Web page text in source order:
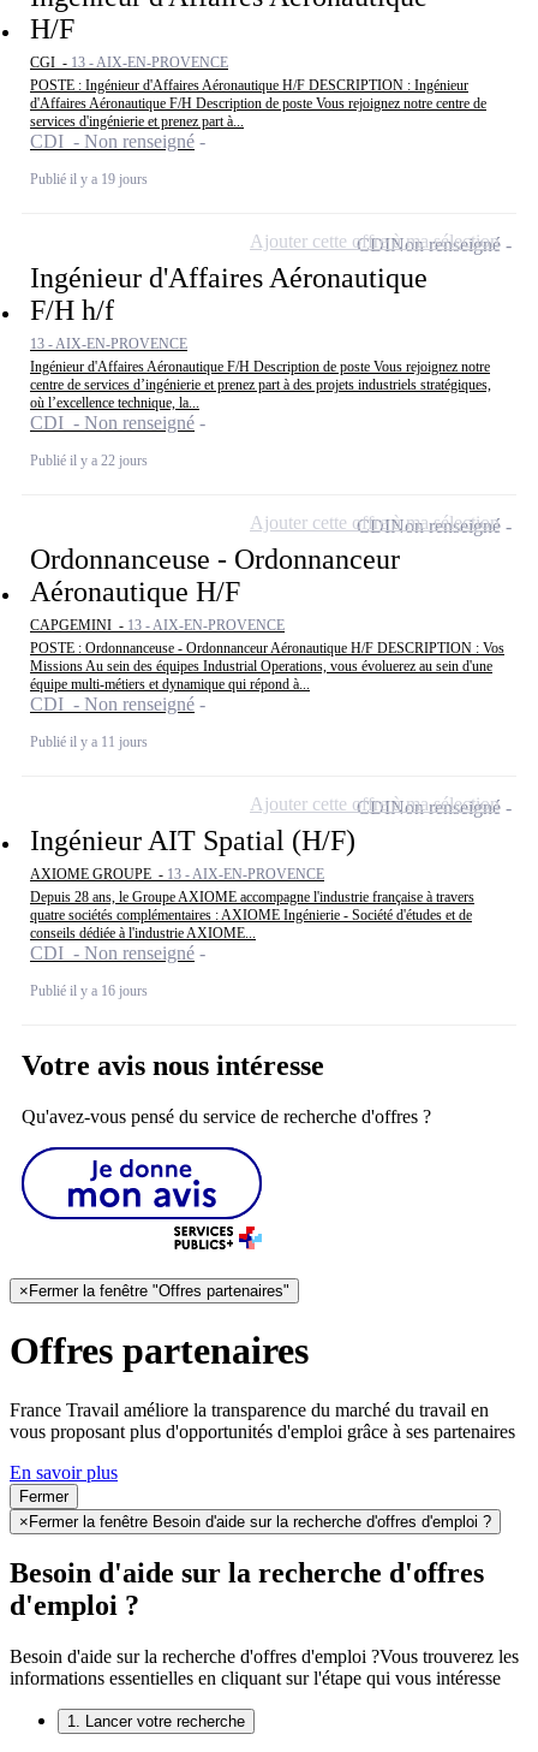
H/F
CGI - 13 - AIX-EN-PROVENCE
POSTE : Ingénieur d'Affaires Aéronautique H/F DESCRIPTION : Ingénieur
d'Affaires Aéronautique F/H Description de poste Vous rejoignez notre centre de
services d'ingénierie et prenez part à...
CDI - Non renseigné
Publié il y a 19 jours
Ingénieur d'Affaires Aéronautique
F/H h/f
13 - AIX-EN-PROVENCE
Ingénieur d'Affaires Aéronautique F/H Description de poste Vous rejoignez notre
centre de services d’ingénierie et prenez part à des projets industriels stratégiques,
où l’excellence technique, la...
CDI - Non renseigné
Publié il y a 22 jours
CDINon renseigné
Ajouter cette offre à ma sélection
Ordonnanceuse - Ordonnanceur
Aéronautique H/F
CAPGEMINI - 13 - AIX-EN-PROVENCE
POSTE : Ordonnanceuse - Ordonnanceur Aéronautique H/F DESCRIPTION : Vos
Missions Au sein des équipes Industrial Operations, vous évoluerez au sein d'une
équipe multi-métiers et dynamique qui répond à...
CDI - Non renseigné
Publié il y a 11 jours
CDINon renseigné
Ajouter cette offre à ma sélection
Ingénieur AIT Spatial (H/F)
AXIOME GROUPE - 13 - AIX-EN-PROVENCE
Depuis 28 ans, le Groupe AXIOME accompagne l'industrie française à travers
quatre sociétés complémentaires : AXIOME Ingénierie - Société d'études et de
conseils dédiée à l'industrie AXIOME...
CDI - Non renseigné
Publié il y a 16 jours
CDINon renseigné
Ajouter cette offre à ma sélection
Votre avis nous intéresse
Qu'avez-vous pensé du service de recherche d'offres ?
×Fermer la fenêtre "Offres partenaires"
Offres partenaires
France Travail améliore la transparence du marché du travail en
vous proposant plus d'opportunités d'emploi grâce à ses partenaires
En savoir plus
Fermer
×Fermer la fenêtre Besoin d'aide sur la recherche d'offres d'emploi ?
Besoin d'aide sur la recherche d'offres
d'emploi ?
Besoin d'aide sur la recherche d'offres d'emploi ?Vous trouverez les
informations essentielles en cliquant sur l'étape qui vous intéresse
1. Lancer votre recherche